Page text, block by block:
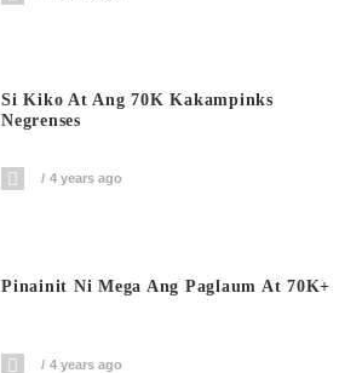
Si Kiko At Ang 70K Kakampinks
Negrenses
4 years ago
Pinainit Ni Mega Ang Paglaum At 70K+
4 years ago